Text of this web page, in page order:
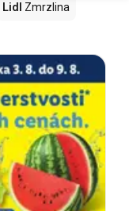
Lidl Zmrzlina